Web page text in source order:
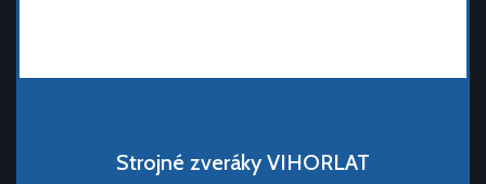
Strojné zveráky VIHORLAT